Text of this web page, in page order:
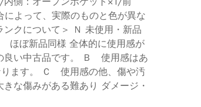
よって、実際のものと色が異な
クについて＞ Ｎ 未使用・新品
ほぼ新品同様 全体的に使用感が
良い中古品です。 Ｂ 使用感はあ
ります。 Ｃ 使用感の他、傷や汚
な傷みがある難あり ダメージ・